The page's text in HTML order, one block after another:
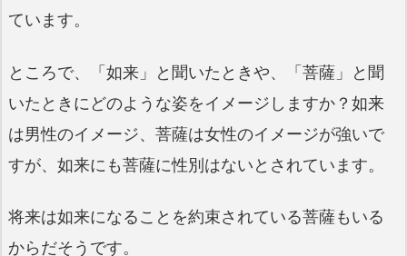
ています。
ところで、「如来」と聞いたときや、「菩薩」と聞
いたときにどのような姿をイメージしますか？如来
は男性のイメージ、菩薩は女性のイメージが強いで
すが、如来にも菩薩に性別はないとされています。
将来は如来になることを約束されている菩薩もいる
からだそうです。